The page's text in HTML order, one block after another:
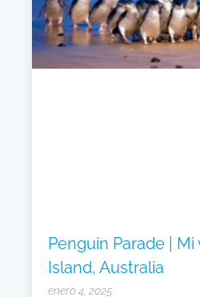
Penguin Parade | Mi
Island, Australia
enero 4, 2025